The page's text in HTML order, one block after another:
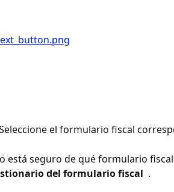
el formulario fiscal
está seguro de qué formulario
del formulario fiscal .